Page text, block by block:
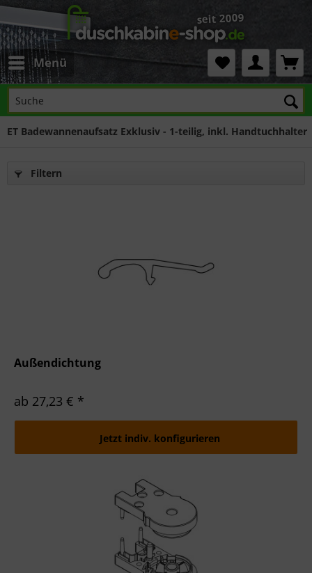
Menü
ET Badewannenaufsatz Exklusiv - 1-teilig, inkl. Handtuchhalter
Filtern
Außendichtung
ab 27,23 € *
Jetzt indiv. konfigurieren